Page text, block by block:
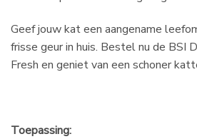
Geef jouw kat een aangename
frisse geur in huis. Bestel nu de BSI
Fresh en geniet van een schoner
Toepassing: